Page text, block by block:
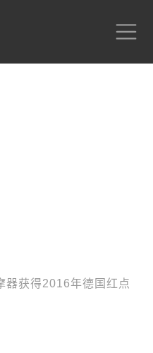
获得2016年德国红点